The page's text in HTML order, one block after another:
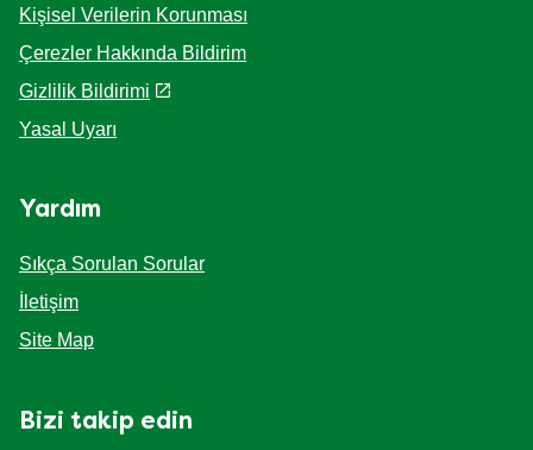
Kişisel Verilerin Korunması
Çerezler Hakkında Bildirim
Gizlilik Bildirimi
Çerez Ayarlarını Yapılandır
Sıkça Sorulan Sorular
İletişim